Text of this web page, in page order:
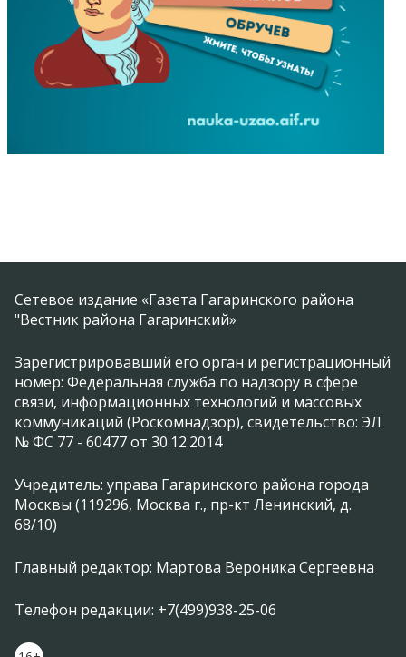
Сетевое издание «Газета Гагаринского района
"Вестник района Гагаринский»
Зарегистрировавший его орган и регистрационный
номер: Федеральная служба по надзору в сфере
связи, информационных технологий и массовых
коммуникаций (Роскомнадзор), свидетельство: ЭЛ
№ ФС 77 - 60477 от 30.12.2014
Учредитель: управа Гагаринского района города
Москвы (119296, Москва г., пр-кт Ленинский, д.
68/10)
Главный редактор: Мартова Вероника Сергеевна
Телефон редакции: +7(499)938-25-06